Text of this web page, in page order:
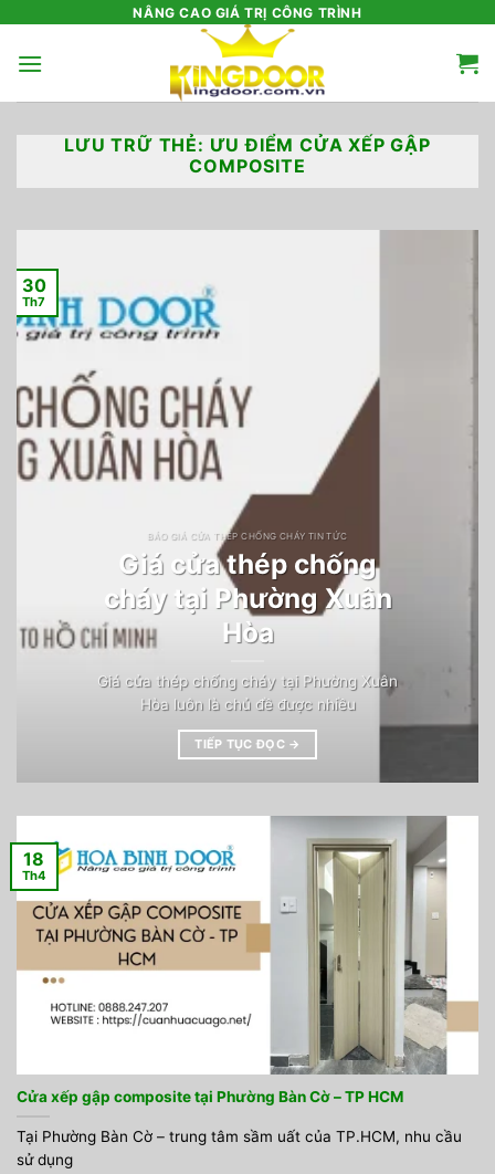
nội
NÂNG CAO GIÁ TRỊ CÔNG TRÌNH
LƯU TRỮ THẺ: ƯU ĐIỂM CỬA XẾP GẬP
COMPOSITE
BÁO GIÁ CỬA THÉP CHỐNG CHÁY TIN TỨC
Giá cửa thép chống
cháy tại Phường Xuân
Hòa
Giá cửa thép chống cháy tại Phường Xuân
Hòa luôn là chủ đề được nhiều
TIẾP TỤC ĐỌC →
30
Th7
Cửa xếp gập composite tại Phường Bàn Cờ – TP HCM
Tại Phường Bàn Cờ – trung tâm sầm uất của TP.HCM, nhu cầu
sử dụng
18
Th4